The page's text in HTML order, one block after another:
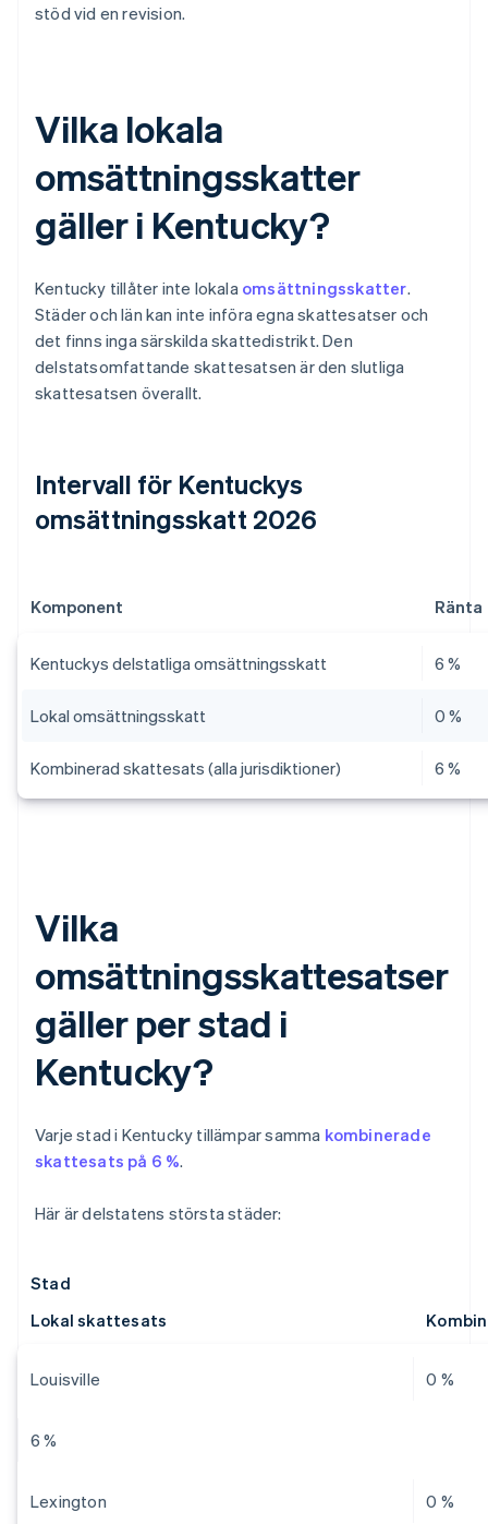
stöd vid en revision.
Vilka lokala
omsättningsskatter
gäller i Kentucky?
Kentucky tillåter inte lokala omsättningsskatter.
Städer och län kan inte införa egna skattesatser och
det finns inga särskilda skattedistrikt. Den
delstatsomfattande skattesatsen är den slutliga
skattesatsen överallt.
Intervall för Kentuckys
omsättningsskatt 2026
Komponent Ränta
Kentuckys delstatliga omsättningsskatt 6 %
Lokal omsättningsskatt 0 %
Kombinerad skattesats (alla jurisdiktioner) 6 %
Vilka
omsättningsskattesatser
gäller per stad i
Kentucky?
Varje stad i Kentucky tillämpar samma kombinerade
skattesats på 6 %.
Här är delstatens största städer:
Stad
Lokal skattesats
Louisville 0 %
6 %
Lexington 0 %